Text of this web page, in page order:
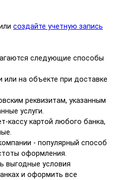
создайте учетную запись
следующие способы
на объекте при доставке
реквизитам, указанным
услуги.
кассу картой любого банка,
- популярный способ
оформления.
выгодные условия
и оформить все